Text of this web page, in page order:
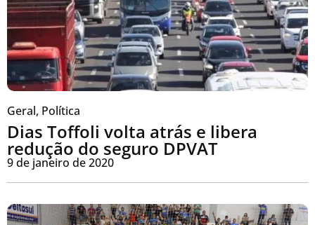
Geral, Política
Dias Toffoli volta atrás e libera
redução do seguro DPVAT
9 de janeiro de 2020